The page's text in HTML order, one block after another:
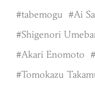
tabemogu Ai
Shigenori
Akari Enomoto
Tomokazu